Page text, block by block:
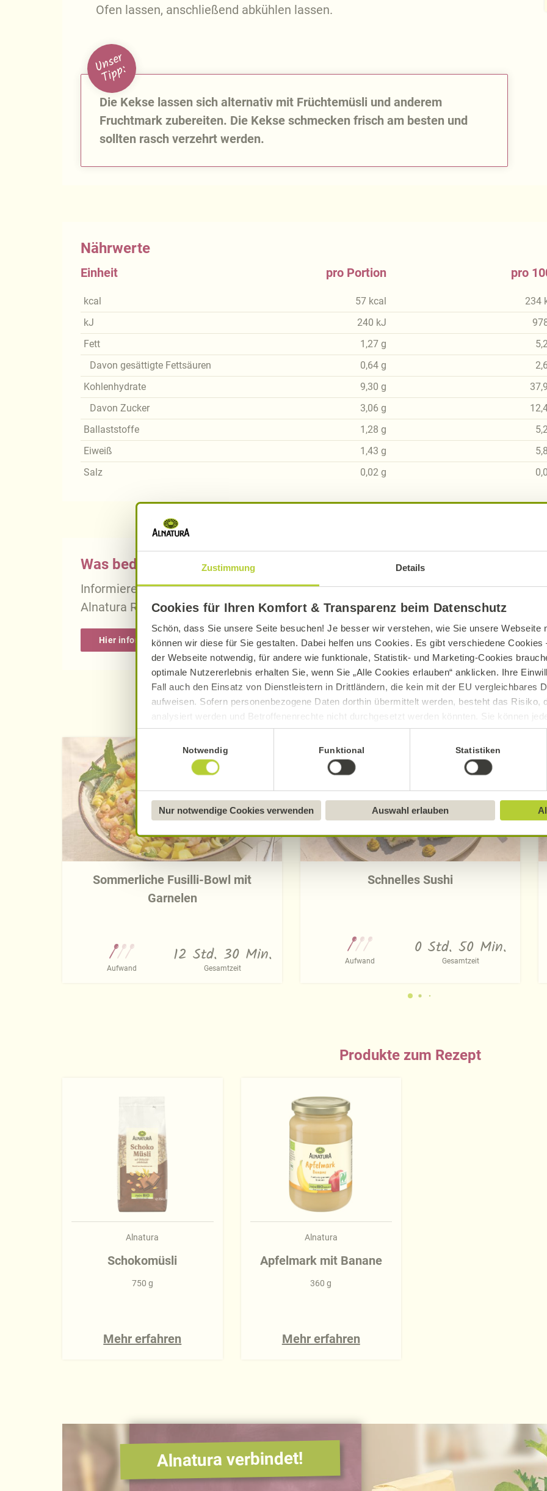
Zustimmung Details
Cookies für Ihren Komfort & Transparenz beim Datenschutz
Schön, dass Sie unsere Seite besuchen! Je besser wir verstehen, wie Sie unsere Webseite
können wir diese für Sie gestalten. Dabei helfen uns Cookies. Es gibt verschiedene Cookies
der Webseite notwendig, für andere wie funktionale, Statistik- und Marketing-Cookies
optimale Nutzererlebnis erhalten Sie, wenn Sie „Alle Cookies erlauben“ anklicken. Ihre
Fall auch den Einsatz von Dienstleistern in Drittländern, die kein mit der EU vergleichbares
aufweisen. Sofern personenbezogene Daten dorthin übermittelt werden, besteht das Risiko,
analysiert werden und Betroffenenrechte nicht durchgesetzt werden könnten. Sie können
Datenverarbeitung und -übermittlung widerrufen und Tools deaktivieren. Ausführliche
Datenschutzerklärung
Näheres über uns erfahren Sie in unseremImpressum
Notwendig Funktional Statistiken
Nur notwendige Cookies verwenden Auswahl erlauben
Ofen lassen, anschließend abkühlen lassen.
U
n
s
e
r
T
i
p
p
:
Die Kekse lassen sich alternativ mit Früchtemüsli und anderem
Fruchtmark zubereiten. Die Kekse schmecken frisch am besten und
sollten rasch verzehrt werden.
Nährwerte
Einheit
kcal
kJ
Fett
Davon gesättigte Fettsäuren
Kohlenhydrate
Davon Zucker
Ballaststoffe
Eiweiß
Salz
pro Portion
57 kcal
240 kJ
1,27 g
0,64 g
9,30 g
3,06 g
1,28 g
1,43 g
0,02 g
pro
234
Was bedeutet vegan, vegetarisch, gluten- und laktosefrei bei Alnatura
Informieren Sie sich über die genaue Erklärung der Kennzeichnung von veganen,
Alnatura Rezepten.
Hier informieren
Entdecken Sie weitere Rezepte
Sommerliche Fusilli-Bowl mit
Garnelen
Aufwand
12 Std. 30 Min.
Gesamtzeit
Schnelles Sushi
Aufwand
0 Std. 50 Min.
Gesamtzeit
Produkte zum Rezept
Alnatura
Schokomüsli
750 g
Mehr erfahren
Alnatura
Apfelmark mit Banane
360 g
Mehr erfahren
Alnatura verbindet!